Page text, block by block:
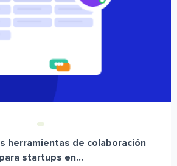
herramientas de colaboración
para startups en...